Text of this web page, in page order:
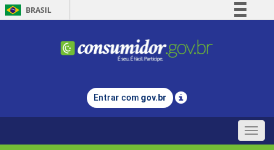
BRASIL
Comunica BR
Legislação
Entrar com gov.br
Toggle